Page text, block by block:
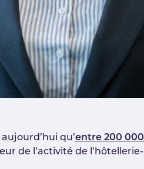
qu’entre 200
de l’activité de